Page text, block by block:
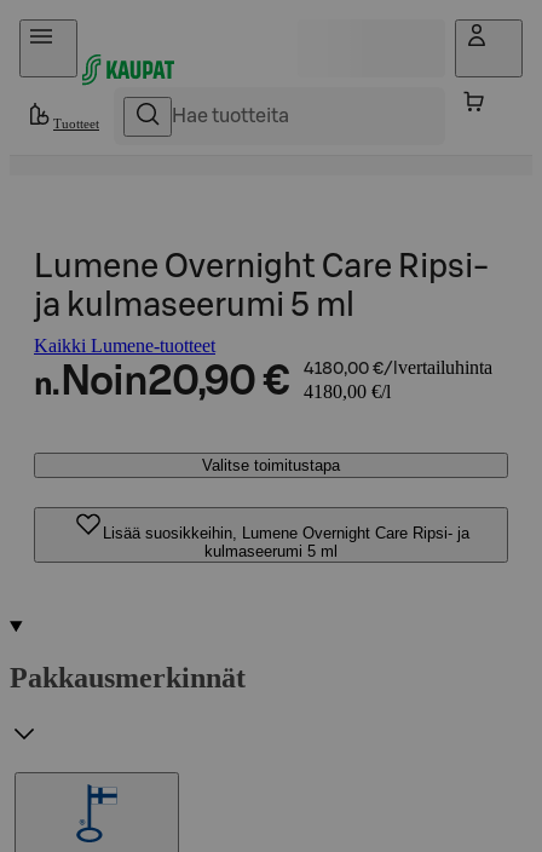
Hyppää sisältöön
Tuotteet
Lumene Overnight Care Ripsi-
ja kulmaseerumi 5 ml
Kaikki Lumene-tuotteet
n. Noin20,90 € 4180,00 €/l vertailuhinta
4180,00 €/l
Valitse toimitustapa
Lisää suosikkeihin, Lumene Overnight Care Ripsi- ja
kulmaseerumi 5 ml
Pakkausmerkinnät